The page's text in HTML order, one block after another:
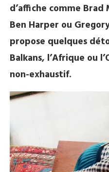
d’affiche comme Brad
Ben Harper ou
propose quelques
Balkans, l’Afrique ou
non-exhaustif.